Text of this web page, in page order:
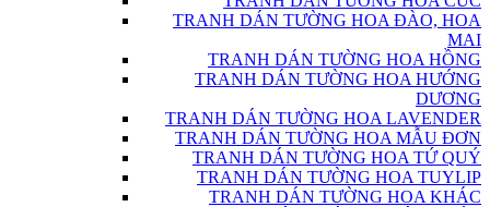
TRANH DÁN TƯỜNG HOA ĐÀO, HOA
MAI
TRANH DÁN TƯỜNG HOA HỒNG
TRANH DÁN TƯỜNG HOA HƯỚNG
DƯƠNG
TRANH DÁN TƯỜNG HOA LAVENDER
TRANH DÁN TƯỜNG HOA MẪU ĐƠN
TRANH DÁN TƯỜNG HOA TỨ QUÝ
TRANH DÁN TƯỜNG HOA TUYLIP
TRANH DÁN TƯỜNG HOA KHÁC